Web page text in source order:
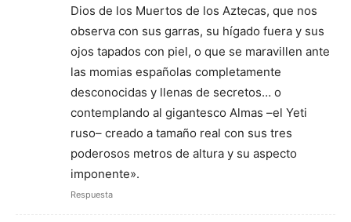
Dios de los Muertos de los Aztecas, que nos
observa con sus garras, su hígado fuera y sus
ojos tapados con piel, o que se maravillen ante
las momias españolas completamente
desconocidas y llenas de secretos… o
contemplando al gigantesco Almas –el Yeti
ruso– creado a tamaño real con sus tres
poderosos metros de altura y su aspecto
imponente».
Respuesta